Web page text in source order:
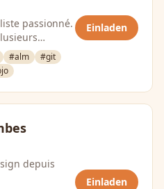
passionné.
autour du
#alm
#git
Einladen
depuis
Einladen